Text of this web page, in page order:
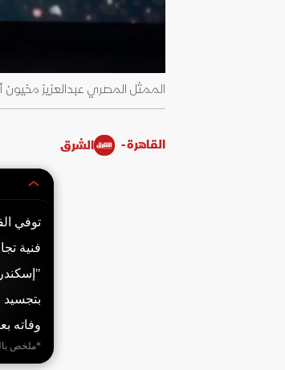
الممثل المصري عبدالعزيز مخيون
القاهرة - الشرق
فنية
بتجسيد
وفاته
*ملخص